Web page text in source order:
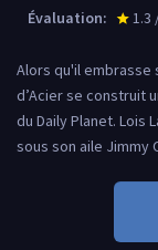
Évaluation:
1.3
Alors qu'il embrasse
d’Acier se construit
du Daily Planet. Lois
sous son aile Jimmy